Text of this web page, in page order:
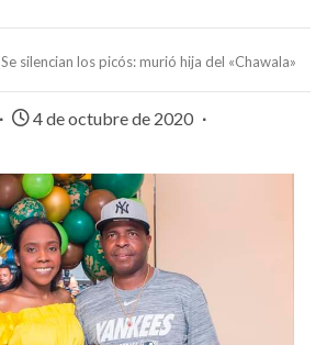
Se silencian los picós: murió hija del «Chawala»
4 de octubre de 2020